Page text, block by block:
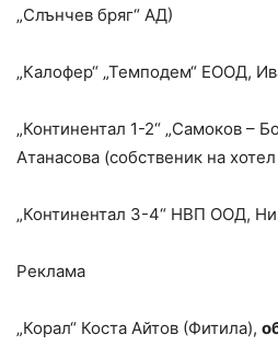
„Слънчев бряг“ АД)
„Калофер“ „Темподем“ ЕООД,
„Континентал 1-2“ „Самоков –
Атанасова (собственик на
„Континентал 3-4“ НВП ООД,
Реклама
„Корал“ Коста Айтов (Фитила),